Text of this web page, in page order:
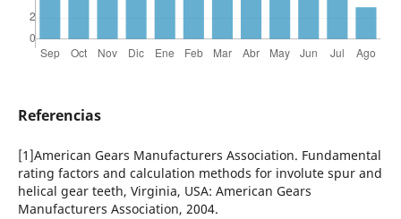
Referencias
[1]American Gears Manufacturers Association. Fundamental
rating factors and calculation methods for involute spur and
helical gear teeth, Virginia, USA: American Gears
Manufacturers Association, 2004.